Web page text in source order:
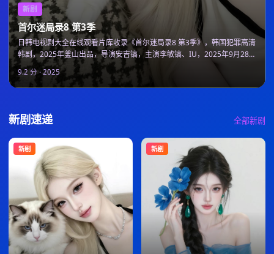
新剧
首尔迷局录8 第3季
日韩电视剧大全在线观看片库收录《首尔迷局录8 第3季》，韩国犯罪高清
韩剧，2025年釜山出品，导演安吉镐，主演李敏镐、IU，2025年9月28日
上线可在线观看。
9.2分 ·2025
新剧速递 全部新剧
新剧 新剧